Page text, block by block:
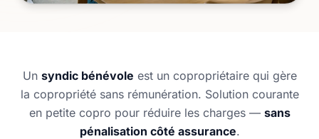
Un syndic bénévole est un copropriétaire qui gère
la copropriété sans rémunération. Solution courante
en petite copro pour réduire les charges — sans
pénalisation côté assurance.